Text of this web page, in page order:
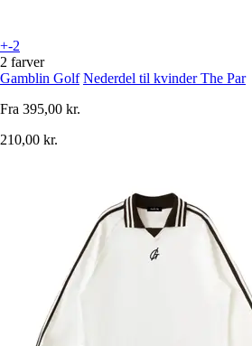
+-2
2 farver
Gamblin Golf Nederdel til kvinder The Par
Fra 395,00 kr.
210,00 kr.